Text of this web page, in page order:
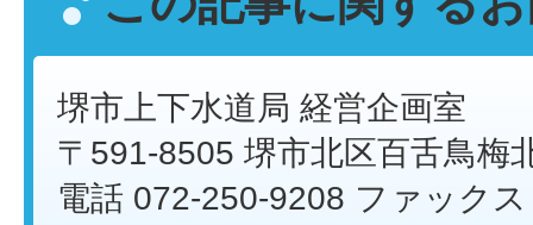
堺市上下水道局 経営企画室
〒591-8505 堺市北区百舌鳥梅
電話 072-250-9208 ファック